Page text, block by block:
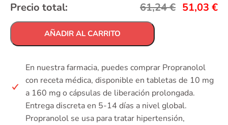
Precio total: 61,24€ 51,03 €
AÑADIR AL CARRITO
En nuestra farmacia, puedes comprar Propranolol
con receta médica, disponible en tabletas de 10 mg
a 160 mg o cápsulas de liberación prolongada.
Entrega discreta en 5-14 días a nivel global.
Propranolol se usa para tratar hipertensión,